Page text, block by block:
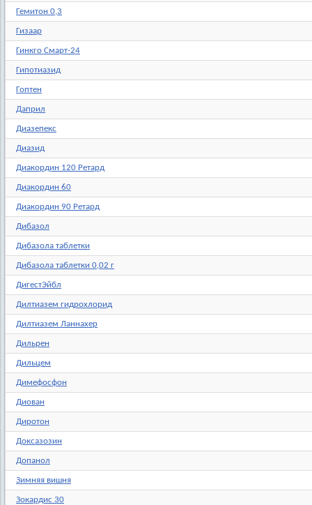
Гемитон 0,3
Гизаар
Гинкго Смарт-24
Гипотиазид
Гоптен
Даприл
Диазепекс
Диазид
Диакордин 120 Ретард
Диакордин 60
Диакордин 90 Ретард
Дибазол
Дибазола таблетки
Дибазола таблетки 0,02 г
ДигестЭйбл
Дилтиазем гидрохлорид
Дилтиазем Ланнахер
Дильрен
Дильцем
Димефосфон
Диован
Диротон
Доксазозин
Допанол
Зимняя вишня
Зокардис 30